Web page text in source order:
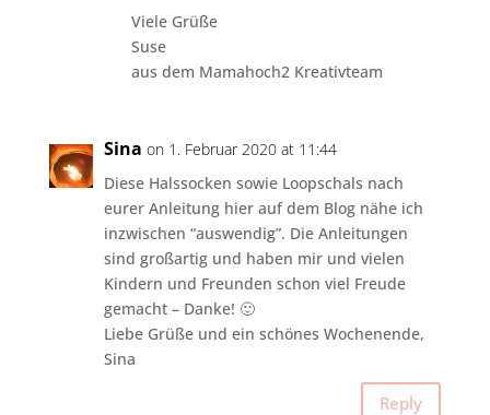
Viele Grüße
Suse
aus dem Mamahoch2 Kreativteam
Sina on 1. Februar 2020 at 11:44
Diese Halssocken sowie Loopschals nach
eurer Anleitung hier auf dem Blog nähe ich
inzwischen “auswendig”. Die Anleitungen
sind großartig und haben mir und vielen
Kindern und Freunden schon viel Freude
gemacht – Danke! 🙂
Liebe Grüße und ein schönes Wochenende,
Sina
Reply